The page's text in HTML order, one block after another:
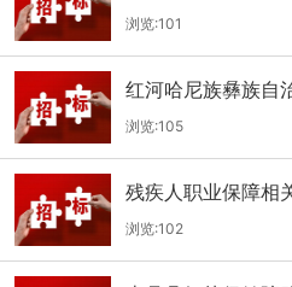
镇中心卫生院县域
目的公开招标公告
浏览:101
红河哈尼族彝族自
（二次）公开招标
浏览:105
残疾人职业保障相
开招标招标公告
浏览:102